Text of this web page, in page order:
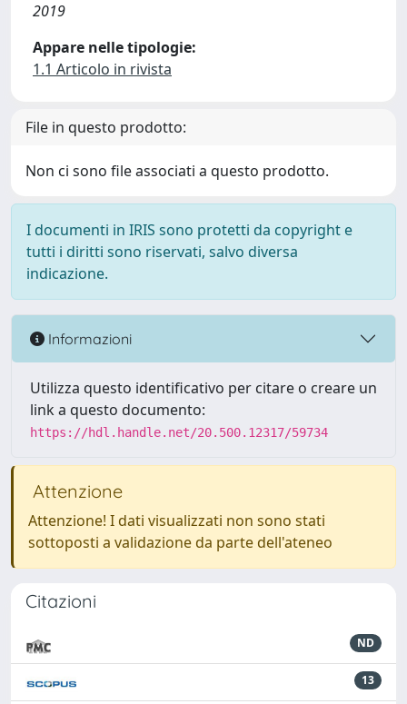
2019
Appare nelle tipologie:
1.1 Articolo in rivista
File in questo prodotto:
Non ci sono file associati a questo prodotto.
I documenti in IRIS sono protetti da copyright e
tutti i diritti sono riservati, salvo diversa
indicazione.
Informazioni
Utilizza questo identificativo per citare o creare un
link a questo documento:
https://hdl.handle.net/20.500.12317/59734
Attenzione
Attenzione! I dati visualizzati non sono stati
sottoposti a validazione da parte dell'ateneo
Citazioni
ND
13